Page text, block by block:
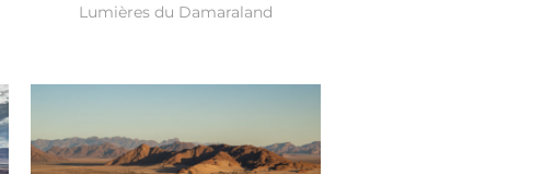
Lumières du Damaraland